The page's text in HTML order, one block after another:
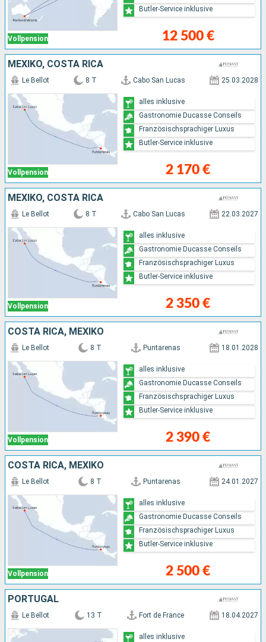
Vollpension 12 500 €
Butler-Service inklusive
MEXIKO, COSTA RICA
Vollpension
Le Bellot 8 T Cabo San Lucas 25.03.2028
2 170 €
alles inklusive
Gastronomie Ducasse Conseils
Französischsprachiger Luxus
Butler-Service inklusive
MEXIKO, COSTA RICA
Vollpension
Le Bellot 8 T Cabo San Lucas 22.03.2027
2 350 €
alles inklusive
Gastronomie Ducasse Conseils
Französischsprachiger Luxus
Butler-Service inklusive
COSTA RICA, MEXIKO
Vollpension
Le Bellot 8 T Puntarenas 18.01.2028
2 390 €
alles inklusive
Gastronomie Ducasse Conseils
Französischsprachiger Luxus
Butler-Service inklusive
COSTA RICA, MEXIKO
Vollpension
Le Bellot 8 T Puntarenas 24.01.2027
2 500 €
alles inklusive
Gastronomie Ducasse Conseils
Französischsprachiger Luxus
Butler-Service inklusive
PORTUGAL
Le Bellot 13 T Fort de France 18.04.2027
alles inklusive